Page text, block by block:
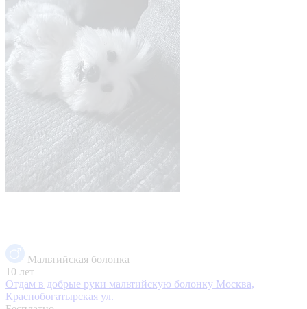
Мальтийская болонка
10 лет
Отдам в добрые руки мальтийскую болонку Москва,
Краснобогатырская ул.